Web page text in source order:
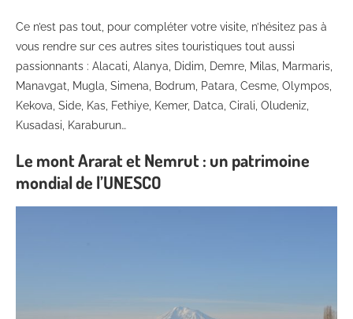
Ce n’est pas tout, pour compléter votre visite, n’hésitez pas à
vous rendre sur ces autres sites touristiques tout aussi
passionnants : Alacati, Alanya, Didim, Demre, Milas, Marmaris,
Manavgat, Mugla, Simena, Bodrum, Patara, Cesme, Olympos,
Kekova, Side, Kas, Fethiye, Kemer, Datca, Cirali, Oludeniz,
Kusadasi, Karaburun…
Le mont Ararat et Nemrut : un patrimoine
mondial de l’UNESCO